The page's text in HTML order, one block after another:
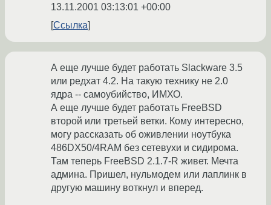
13.11.2001 03:13:01 +00:00
Ссылка
А еще лучше будет работать Slackware 3.5
или редхат 4.2. На такую технику не 2.0
ядра -- самоубийство, ИМХО.
А еще лучше будет работать FreeBSD
второй или третьей ветки. Кому интересно,
могу рассказать об оживлении ноутбука
486DX50/4RAM без сетевухи и сидирома.
Там теперь FreeBSD 2.1.7-R живет. Мечта
админа. Пришел, нульмодем или лаплинк в
другую машину воткнул и вперед.